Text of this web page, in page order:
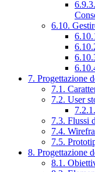
6.10.
7. Progettazione
7.1.
7.2. User
7.3. Flussi
7.4.
7.5.
8. Progettazione
8.1.